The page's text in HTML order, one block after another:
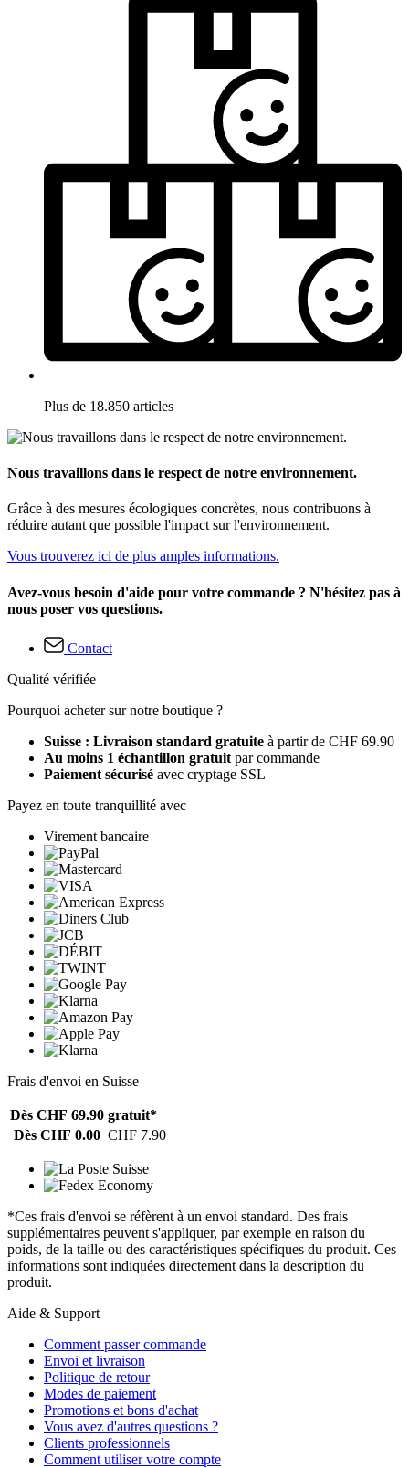
Plus de 18.850 articles
Nous travaillons dans le respect de notre environnement.
Grâce à des mesures écologiques concrètes, nous contribuons à
réduire autant que possible l'impact sur l'environnement.
Vous trouverez ici de plus amples informations.
Avez-vous besoin d'aide pour votre commande ? N'hésitez pas à
nous poser vos questions.
Contact
Qualité vérifiée
Pourquoi acheter sur notre boutique ?
Suisse : Livraison standard gratuite à partir de CHF 69.90
Au moins 1 échantillon gratuit par commande
Paiement sécurisé avec cryptage SSL
Payez en toute tranquillité avec
Virement bancaire
Frais d'envoi en Suisse
Dès CHF 69.90 gratuit*
Dès CHF 0.00 CHF 7.90
*Ces frais d'envoi se réfèrent à un envoi standard. Des frais
supplémentaires peuvent s'appliquer, par exemple en raison du
poids, de la taille ou des caractéristiques spécifiques du produit. Ces
informations sont indiquées directement dans la description du
produit.
Aide & Support
Comment passer commande
Envoi et livraison
Politique de retour
Modes de paiement
Promotions et bons d'achat
Vous avez d'autres questions ?
Clients professionnels
Comment utiliser votre compte